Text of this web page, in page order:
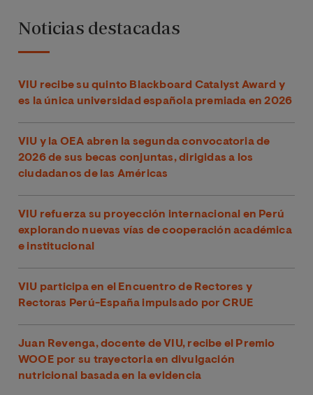
Noticias destacadas
VIU recibe su quinto Blackboard Catalyst Award y
es la única universidad española premiada en 2026
VIU y la OEA abren la segunda convocatoria de
2026 de sus becas conjuntas, dirigidas a los
ciudadanos de las Américas
VIU refuerza su proyección internacional en Perú
explorando nuevas vías de cooperación académica
e institucional
VIU participa en el Encuentro de Rectores y
Rectoras Perú-España impulsado por CRUE
Juan Revenga, docente de VIU, recibe el Premio
WOOE por su trayectoria en divulgación
nutricional basada en la evidencia